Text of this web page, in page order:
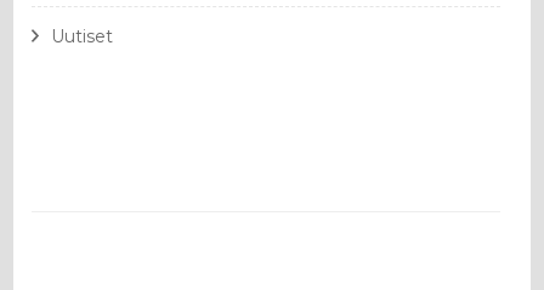
Uutiset